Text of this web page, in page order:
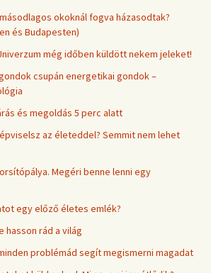
okoknál fogva házasodtak?
és Budapesten)
még időben küldött nekem jeleket!
csupán energetikai gondok –
és megoldás 5 perc alatt
az életeddel? Semmit nem lehet
Megéri benne lenni egy
egy előző életes emlék?
hasson rád a világ
problémád segít megismerni magadat